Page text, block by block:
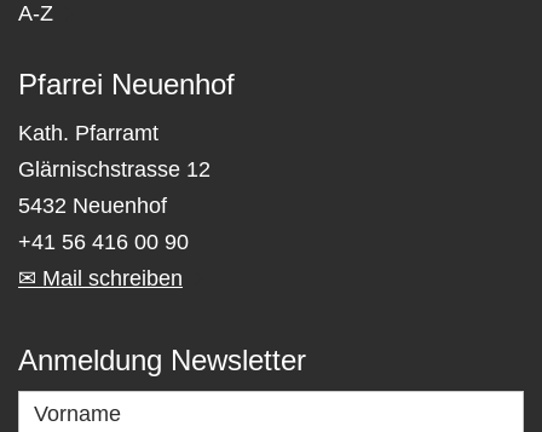
A-Z
Pfarrei Neuenhof
Kath. Pfarramt
Glärnischstrasse 12
5432 Neuenhof
+41 56 416 00 90
✉ Mail schreiben
Anmeldung Newsletter